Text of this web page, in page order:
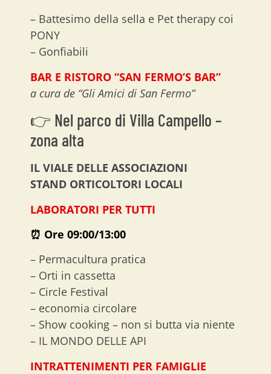
– Battesimo della sella e Pet therapy coi
PONY
– Gonfiabili
BAR E RISTORO “SAN FERMO’S BAR”
a cura de “Gli Amici di San Fermo”
👉 Nel parco di Villa Campello –
zona alta
IL VIALE DELLE ASSOCIAZIONI
STAND ORTICOLTORI LOCALI
LABORATORI PER TUTTI
⏰ Ore 09:00/13:00
– Permacultura pratica
– Orti in cassetta
– Circle Festival
– economia circolare
– Show cooking – non si butta via niente
– IL MONDO DELLE API
INTRATTENIMENTI PER FAMIGLIE